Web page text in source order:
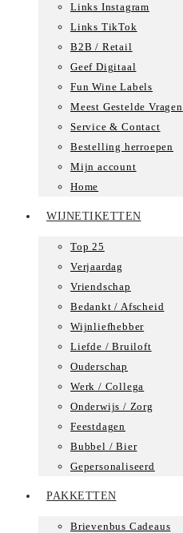
Links Instagram
Links TikTok
B2B / Retail
Geef Digitaal
Fun Wine Labels
Meest Gestelde Vragen
Service & Contact
Bestelling herroepen
Mijn account
Home
WIJNETIKETTEN
Top 25
Verjaardag
Vriendschap
Bedankt / Afscheid
Wijnliefhebber
Liefde / Bruiloft
Ouderschap
Werk / Collega
Onderwijs / Zorg
Feestdagen
Bubbel / Bier
Gepersonaliseerd
PAKKETTEN
Brievenbus Cadeaus